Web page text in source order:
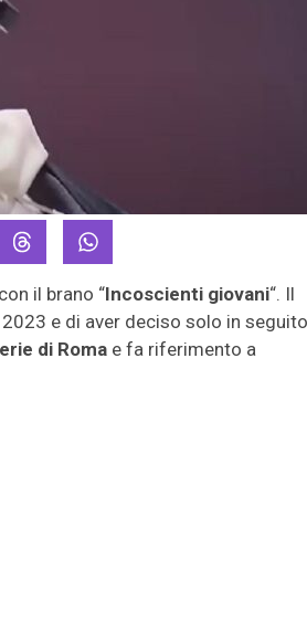
il brano “Incoscienti giovani“. Il
e di aver deciso solo in
di Roma e fa riferimento a